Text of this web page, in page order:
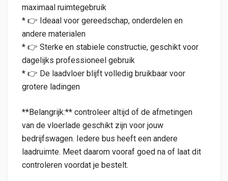
maximaal ruimtegebruik
* 👉 Ideaal voor gereedschap, onderdelen en
andere materialen
* 👉 Sterke en stabiele constructie, geschikt voor
dagelijks professioneel gebruik
* 👉 De laadvloer blijft volledig bruikbaar voor
grotere ladingen
**Belangrijk:** controleer altijd of de afmetingen
van de vloerlade geschikt zijn voor jouw
bedrijfswagen. Iedere bus heeft een andere
laadruimte. Meet daarom vooraf goed na of laat dit
controleren voordat je bestelt.